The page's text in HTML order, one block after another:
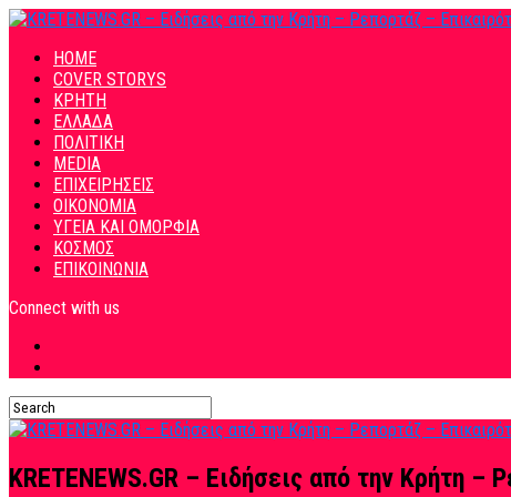
HOME
COVER STORYS
ΚΡΗΤΗ
ΕΛΛΑΔΑ
ΠΟΛΙΤΙΚΗ
MEDIA
ΕΠΙΧΕΙΡΗΣΕΙΣ
ΟΙΚΟΝΟΜΙΑ
ΥΓΕΙΑ ΚΑΙ ΟΜΟΡΦΙΑ
ΚΟΣΜΟΣ
ΕΠΙΚΟΙΝΩΝΙΑ
Connect with us
KRETENEWS.GR – Ειδήσεις από την Κρήτη –